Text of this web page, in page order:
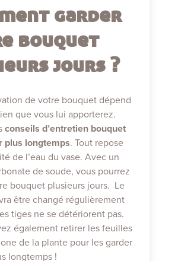
garder
bouquet
jours ?
de votre bouquet dépend
que vous lui apporterez.
conseils d’entretien bouquet
plus longtemps. Tout repose
de l’eau du vase. Avec un
de soude, vous pourrez
bouquet plusieurs jours. Le
être changé régulièrement
tiges ne se détériorent pas.
également retirer les feuilles
de la plante pour les garder
longtemps !